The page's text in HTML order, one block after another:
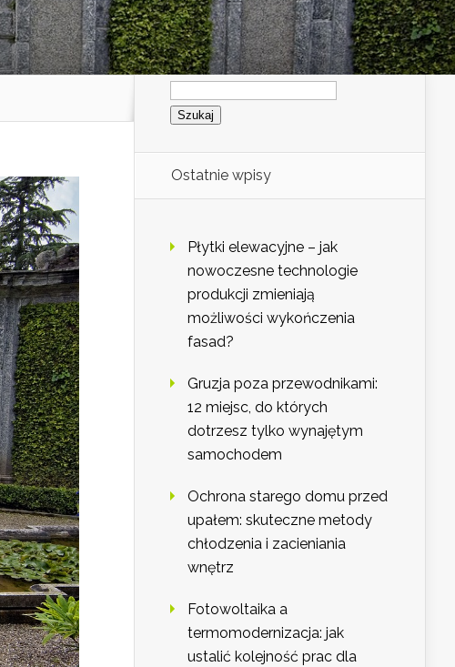
Szukaj:
Ostatnie wpisy
Płytki elewacyjne – jak
nowoczesne technologie
produkcji zmieniają
możliwości wykończenia
fasad?
Gruzja poza przewodnikami:
12 miejsc, do których
dotrzesz tylko wynajętym
samochodem
Ochrona starego domu przed
upałem: skuteczne metody
chłodzenia i zacieniania
wnętrz
Fotowoltaika a
termomodernizacja: jak
ustalić kolejność prac dla